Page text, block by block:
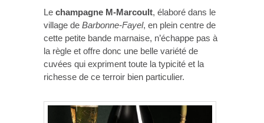
Le champagne M-Marcoult, élaboré dans le
village de Barbonne-Fayel, en plein centre de
cette petite bande marnaise, n’échappe pas à
la règle et offre donc une belle variété de
cuvées qui expriment toute la typicité et la
richesse de ce terroir bien particulier.